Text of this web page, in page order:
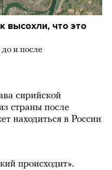
высохли, что это
и после
сирийской
страны после
находиться в России
происходит».